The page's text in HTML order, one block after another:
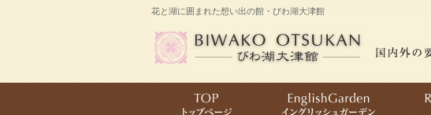
花と湖に囲まれた想い出の館・びわ湖大津館